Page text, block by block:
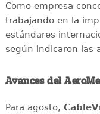
Como empresa
trabajando en la
estándares
según indicaron las
Avances del
Para agosto,